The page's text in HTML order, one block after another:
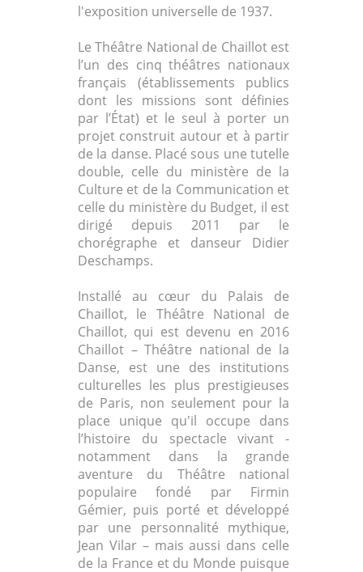
l'exposition universelle de 1937.
Le Théâtre National de Chaillot est
l’un des cinq théâtres nationaux
français (établissements publics
dont les missions sont définies
par l’État) et le seul à porter un
projet construit autour et à partir
de la danse. Placé sous une tutelle
double, celle du ministère de la
Culture et de la Communication et
celle du ministère du Budget, il est
dirigé depuis 2011 par le
chorégraphe et danseur Didier
Deschamps.
Installé au cœur du Palais de
Chaillot, le Théâtre National de
Chaillot, qui est devenu en 2016
Chaillot – Théâtre national de la
Danse, est une des institutions
culturelles les plus prestigieuses
de Paris, non seulement pour la
place unique qu'il occupe dans
l’histoire du spectacle vivant -
notamment dans la grande
aventure du Théâtre national
populaire fondé par Firmin
Gémier, puis porté et développé
par une personnalité mythique,
Jean Vilar – mais aussi dans celle
de la France et du Monde puisque